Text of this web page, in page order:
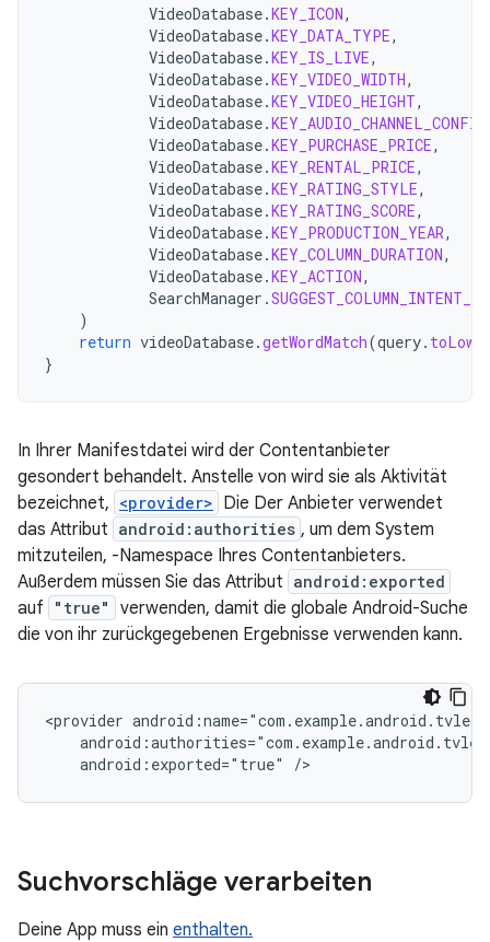
VideoDatabase.KEY_ICON,
VideoDatabase.KEY_DATA_TYPE,
VideoDatabase.KEY_IS_LIVE,
VideoDatabase.KEY_VIDEO_WIDTH,
VideoDatabase.KEY_VIDEO_HEIGHT,
VideoDatabase.KEY_AUDIO_CHANNEL_CONFIG
VideoDatabase.KEY_PURCHASE_PRICE,
VideoDatabase.KEY_RENTAL_PRICE,
VideoDatabase.KEY_RATING_STYLE,
VideoDatabase.KEY_RATING_SCORE,
VideoDatabase.KEY_PRODUCTION_YEAR,
VideoDatabase.KEY_COLUMN_DURATION,
VideoDatabase.KEY_ACTION,
SearchManager .
)
return videoDatabase.getWordMatch(query.
}
In Ihrer Manifestdatei wird der Contentanbieter
gesondert behandelt. Anstelle von wird sie als Aktivität
bezeichnet, <provider> Die Der Anbieter verwendet
das Attribut android:authorities , um dem System
mitzuteilen, -Namespace Ihres Contentanbieters.
Außerdem müssen Sie das Attribut android:exported
auf "true"
verwenden, damit die globale Android-Suche
die von ihr zurückgegebenen Ergebnisse verwenden kann.
<provider
android:exported="true" />
Suchvorschläge verarbeiten
Deine App muss ein enthalten.